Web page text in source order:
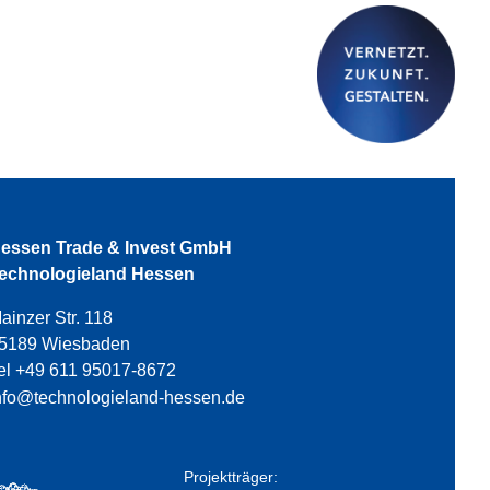
Trade & Invest GmbH
Hessen
Str. 118
Wiesbaden
+49 611 95017-8672
hessen.de
Projektträger: